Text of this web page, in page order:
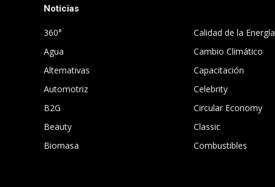
Noticias
360°
Agua
Alternativas
Automotriz
B2G
Beauty
Biomasa
Calidad de la Energía
Cambio Climático
Capacitación
Celebrity
Circular Economy
Classic
Combustibles